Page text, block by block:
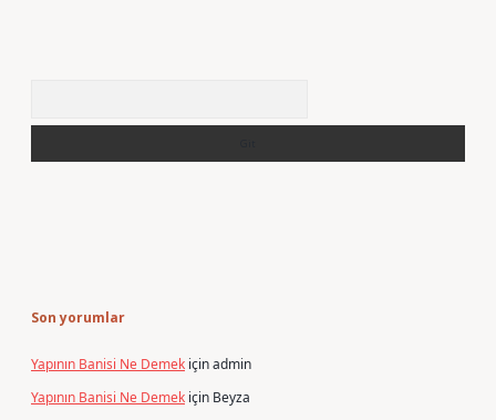
Son yorumlar
Yapının Banisi Ne Demek içinadmin
Yapının Banisi Ne Demek için Beyza